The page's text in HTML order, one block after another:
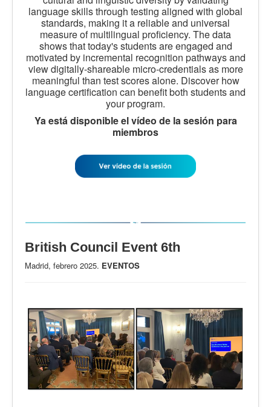
language skills through testing aligned with global
standards, making it a reliable and universal
measure of multilingual proficiency. The data
shows that today's students are engaged and
motivated by incremental recognition pathways and
view digitally-shareable micro-credentials as more
meaningful than test scores alone. Discover how
language certification can benefit both students and
your program.
Ya está disponible el vídeo de la sesión para
miembros
British Council Event 6th
Madrid, febrero 2025. EVENTOS